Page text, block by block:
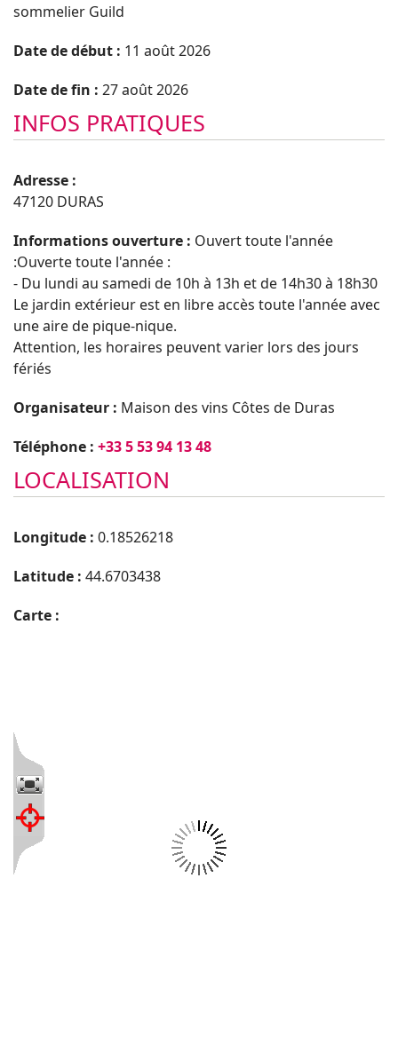
sommelier Guild
Date de début : 11 août 2026
Date de fin : 27 août 2026
INFOS PRATIQUES
Adresse :
47120 DURAS
Informations ouverture : Ouvert toute l'année
:Ouverte toute l'année :
- Du lundi au samedi de 10h à 13h et de 14h30 à 18h30
Le jardin extérieur est en libre accès toute l'année avec
une aire de pique-nique.
Attention, les horaires peuvent varier lors des jours
fériés
Organisateur : Maison des vins Côtes de Duras
Téléphone : +33 5 53 94 13 48
LOCALISATION
Longitude : 0.18526218
Latitude : 44.6703438
Carte :